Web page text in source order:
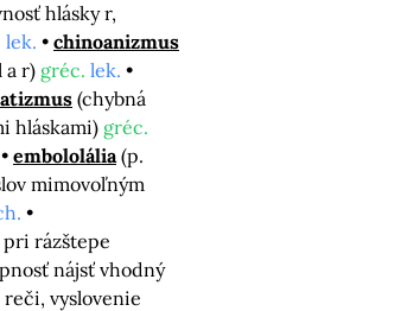
hlásky r,
lek.
chinoanizmus
a r) gréc. lek.
(chybná
hláskami) gréc.
embololália (p.
mimovoľným
rázštepe
nájsť vhodný
reči, vyslovenie